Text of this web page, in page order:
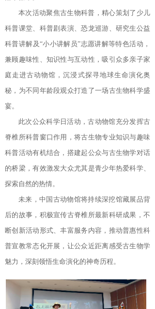
本次活动聚焦古生物科普，精心策划了少儿
科普课堂、科普剧表演、恐龙巡游、研究生公益
科普讲解及“小小讲解员”志愿讲解等特色活动，
兼顾趣味性、知识性与互动性，吸引众多亲子家
庭走进古动物馆，沉浸式探寻地球生命演化奥
秘，为不同年龄段观众打造了一场古生物科学盛
宴。
此次公众科学日活动，古动物馆充分发挥古
脊椎所科普窗口作用，将古生物专业知识与趣味
科普活动有机结合，搭建起公众与古生物学对话
的桥梁，有效激发大众尤其是青少年热爱科学、
探索自然的热情。
未来，中国古动物馆将持续深挖馆藏展品背
后的故事，积极宣传古脊椎所最新科研成果，不
断创新活动形式、丰富服务内容，推动普惠性科
普宣教常态化开展，让公众近距离感受古生物学
魅力，深刻领悟生命演化的神奇历程。